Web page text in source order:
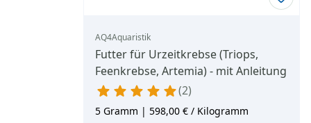
AQ4Aquaristik
Futter für Urzeitkrebse (Triops,
Feenkrebse, Artemia) - mit Anleitung
2
5 Gramm | 598,00 € / Kilogramm